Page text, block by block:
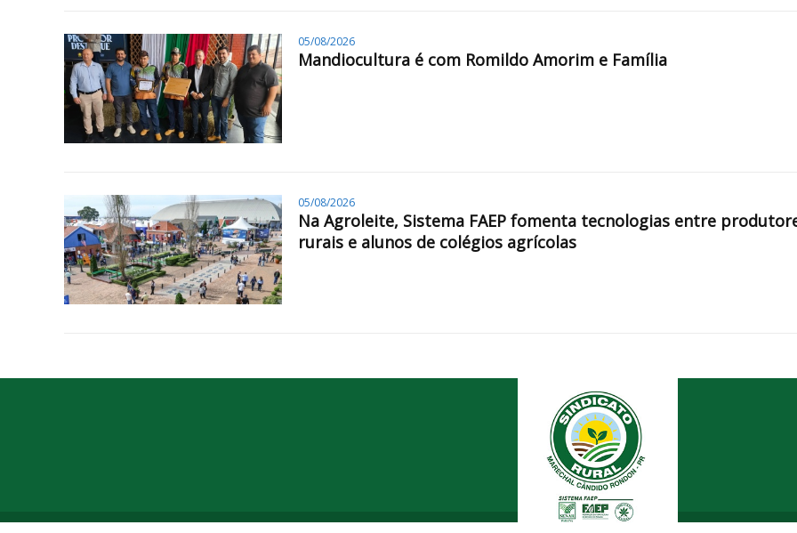
05/08/2026
Mandiocultura é com Romildo Amorim e Família
05/08/2026
Na Agroleite, Sistema FAEP fomenta tecnologias entre
rurais e alunos de colégios agrícolas